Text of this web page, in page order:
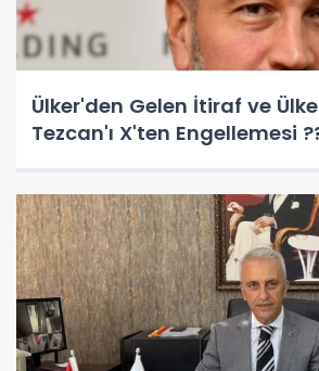
Ülker'den Gelen İtiraf ve
Tezcan'ı X'ten Engellemesi